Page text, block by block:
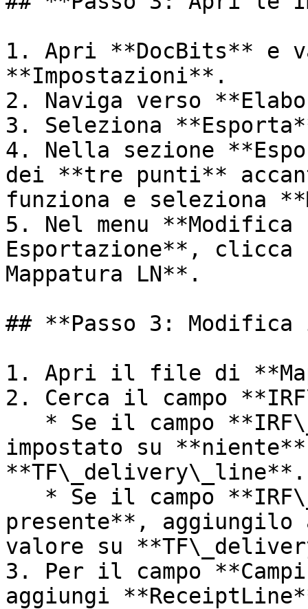
1. Apri **DocBits** e
**Impostazioni**.
2. Naviga verso
3. Seleziona
4. Nella sezione
dei **tre punti**
funziona e seleziona
5. Nel menu
Esportazione**,
Mappatura LN**.
## **Passo 3:
1. Apri il file di
2. Cerca il campo
impostato su
**TF\_delivery\_line**.
presente**,
valore su
3. Per il campo
aggiungi